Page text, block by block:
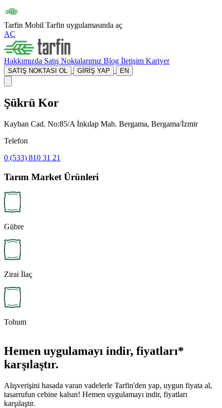
Tarfin Mobil Tarfin uygulamasında aç
AÇ
Hakkımızda Satış Noktalarımız Blog İletişim Kariyer
SATIŞ NOKTASI OL GİRİŞ YAP EN
Şükrü Kor
Kayhan Cad. No:85/A İnkılap Mah. Bergama, Bergama/İzmir
Telefon
0 (533) 810 31 21
Tarım Market Ürünleri
Gübre
Zirai İlaç
Tohum
Hemen uygulamayı indir, fiyatları*
karşılaştır.
Alışverişini hasada varan vadelerle Tarfin'den yap, uygun fiyata al,
tasarrufun cebine kalsın! Hemen uygulamayı indir, fiyatları
karşılaştır.